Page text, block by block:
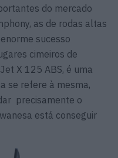
do mercado
as de rodas altas
sucesso
cimeiros de
X 125 ABS, é uma
se refere à mesma,
precisamente o
está conseguir